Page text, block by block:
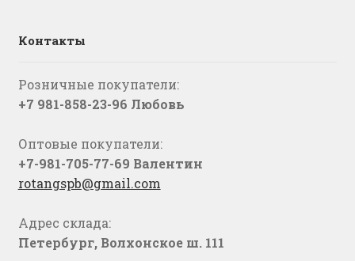
Контакты
Розничные покупатели:
+7 981-858-23-96 Любовь
Оптовые покупатели:
+7-981-705-77-69 Валентин
rotangspb@gmail.com
Адрес склада:
Петербург, Волхонское ш. 111